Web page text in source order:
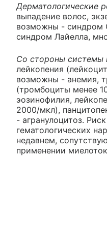
Дерматологические
выпадение волос,
возможны - синдром
синдром Лайелла,
Со стороны системы
лейкопения
возможны - анемия,
(тромбоциты менее
эозинофилия,
2000/мкл),
- агранулоцитоз.
гематологических
недавнем,
применении